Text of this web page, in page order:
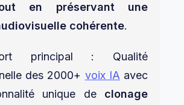
en préservant une
cohérente.
principal : Qualité
des 2000+ voix IAavec
unique de clonage